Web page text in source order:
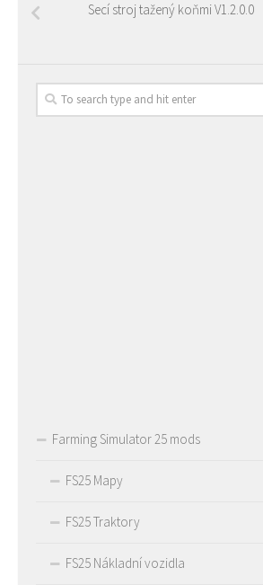
Secí stroj tažený koňmi V1.2.0.0
Farming Simulator 25 mods
FS25 Mapy
FS25 Traktory
FS25 Nákladní vozidla